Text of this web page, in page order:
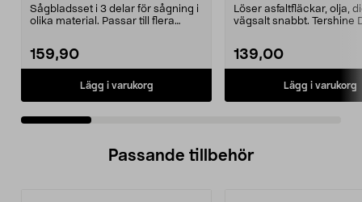
Sågbladsset i 3 delar för sågning i
olika material. Passar till flera
159,90
Lägg i varukorg
Löser asfaltfläckar, olja,
vägsalt snabbt. Tershine
139,00
Lägg i varukorg
Passande tillbehör